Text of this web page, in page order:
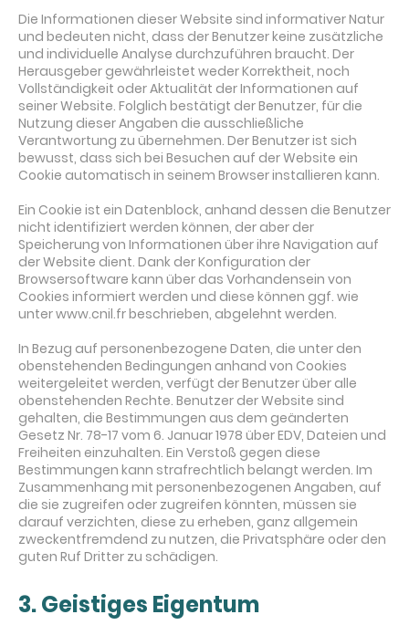
Die Informationen dieser Website sind informativer Natur
und bedeuten nicht, dass der Benutzer keine zusätzliche
und individuelle Analyse durchzuführen braucht. Der
Herausgeber gewährleistet weder Korrektheit, noch
Vollständigkeit oder Aktualität der Informationen auf
seiner Website. Folglich bestätigt der Benutzer, für die
Nutzung dieser Angaben die ausschließliche
Verantwortung zu übernehmen. Der Benutzer ist sich
bewusst, dass sich bei Besuchen auf der Website ein
Cookie automatisch in seinem Browser installieren kann.
Ein Cookie ist ein Datenblock, anhand dessen die Benutzer
nicht identifiziert werden können, der aber der
Speicherung von Informationen über ihre Navigation auf
der Website dient. Dank der Konfiguration der
Browsersoftware kann über das Vorhandensein von
Cookies informiert werden und diese können ggf. wie
unter www.cnil.fr beschrieben, abgelehnt werden.
In Bezug auf personenbezogene Daten, die unter den
obenstehenden Bedingungen anhand von Cookies
weitergeleitet werden, verfügt der Benutzer über alle
obenstehenden Rechte. Benutzer der Website sind
gehalten, die Bestimmungen aus dem geänderten
Gesetz Nr. 78-17 vom 6. Januar 1978 über EDV, Dateien und
Freiheiten einzuhalten. Ein Verstoß gegen diese
Bestimmungen kann strafrechtlich belangt werden. Im
Zusammenhang mit personenbezogenen Angaben, auf
die sie zugreifen oder zugreifen könnten, müssen sie
darauf verzichten, diese zu erheben, ganz allgemein
zweckentfremdend zu nutzen, die Privatsphäre oder den
guten Ruf Dritter zu schädigen.
3. Geistiges Eigentum